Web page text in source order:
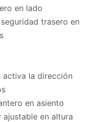
en lado
trasero en
la dirección
en asiento
en altura